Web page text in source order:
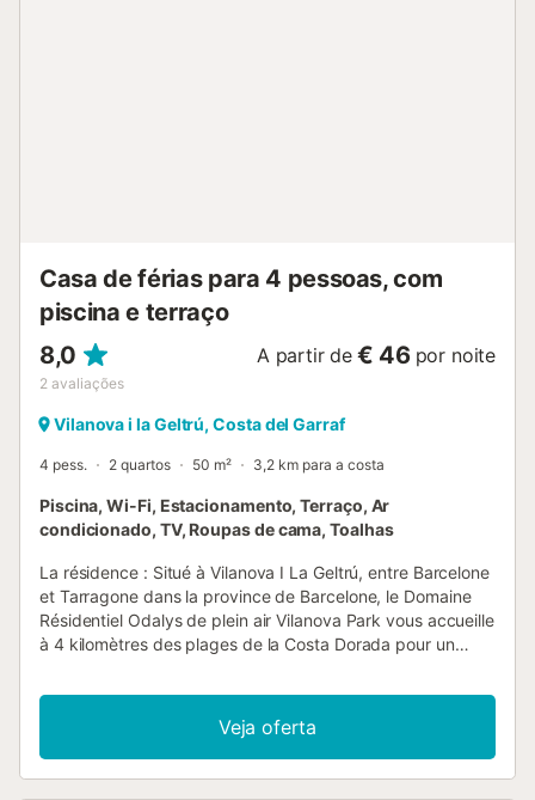
Casa de férias para 4 pessoas, com
piscina e terraço
8,0
2 avaliações
A partir de € 46 por noite
Vilanova i la Geltrú, Costa del Garraf
4 pess. 2 quartos 50 m² 3,2 km para a costa
Piscina, Wi-Fi, Estacionamento, Terraço, Ar
condicionado, TV, Roupas de cama, Toalhas
La résidence : Situé à Vilanova I La Geltrú, entre Barcelone
et Tarragone dans la province de Barcelone, le Domaine
Résidentiel Odalys de plein air Vilanova Park vous accueille
à 4 kilomètres des plages de la Costa Dorada pour un
exceptionnelle et son parc de 40 hectares ne manquera
pas de ravir toute la famille. L’établissement dispose de 2
grandes piscines extérieures dont 1 pataugeoire. Les
bassins sont entourés de jardins verdoyants, idéal pour se
Veja oferta